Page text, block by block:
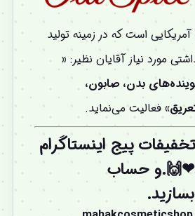
است که در زمینه تولید
مورد نیاز آقایان نظیر: «
بدن، صابون،
فعالیت می‌نماید.
پیج اینستاگرام
حساب